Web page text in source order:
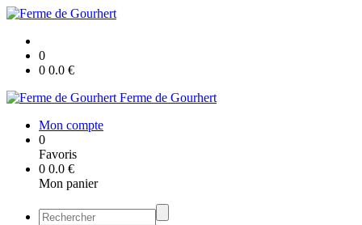
0
0 0.0 €
Ferme de Gourhert
Mon compte
0
Favoris
0 0.0 €
Mon panier